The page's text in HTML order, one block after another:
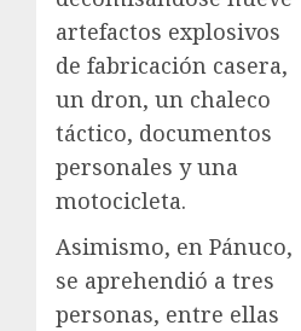
artefactos explosivos
de fabricación casera,
un dron, un chaleco
táctico, documentos
personales y una
motocicleta.
Asimismo, en Pánuco,
se aprehendió a tres
personas, entre ellas